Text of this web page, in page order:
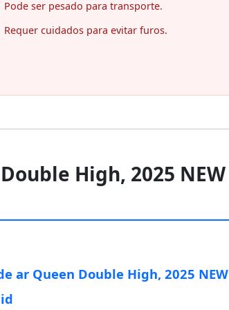
Pode ser pesado para transporte.
Requer cuidados para evitar furos.
High, 2025 NEW
ar Queen Double High, 2025 NEW